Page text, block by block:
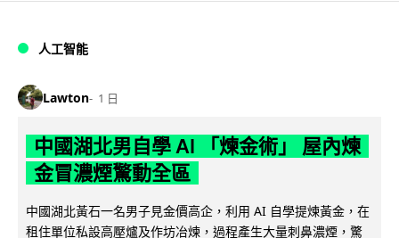
人工智能
Lawton 1 日
中國湖北男自學 AI 「煉金術」 屋內煉
金冒濃煙驚動全區
中國湖北黃石一名男子見金價高企，利用 AI 自學提煉黃金，在
租住單位私設高壓爐及作坊冶煉，過程產生大量刺鼻濃煙，驚